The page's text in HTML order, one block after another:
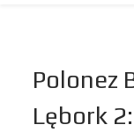
Polonez
Lębork